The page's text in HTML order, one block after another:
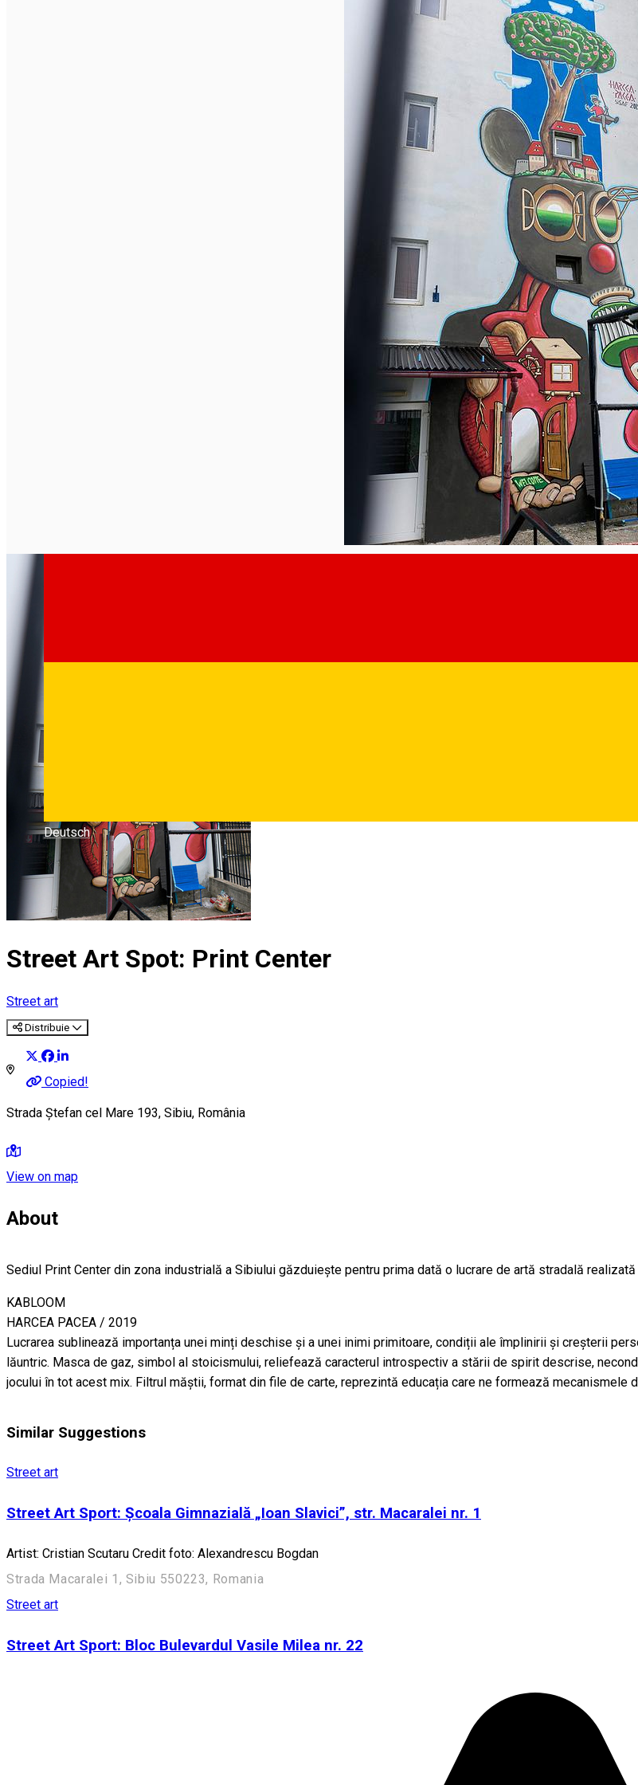
Deutsch
Street Art Spot: Print Center
Street art
Distribuie
Copied!
Strada Ștefan cel Mare 193, Sibiu, România
View on map
About
Sediul Print Center din zona industrială a Sibiului găzduiește pentru prima dată o lucrare de artă stradală
KABLOOM
HARCEA PACEA / 2019
Lucrarea sublinează importanța unei minți deschise și a unei inimi primitoare, condiții ale împlinirii și creșterii
lăuntric. Masca de gaz, simbol al stoicismului, reliefează caracterul introspectiv a stării de spirit descrise,
jocului în tot acest mix. Filtrul măștii, format din file de carte, reprezintă educația care ne formează mecanismele
Similar Suggestions
Street art
Street Art Sport: Școala Gimnazială „Ioan Slavici”, str. Macaralei nr. 1
Artist: Cristian Scutaru Credit foto: Alexandrescu Bogdan
Strada Macaralei 1, Sibiu 550223, Romania
Street art
Street Art Sport: Bloc Bulevardul Vasile Milea nr. 22